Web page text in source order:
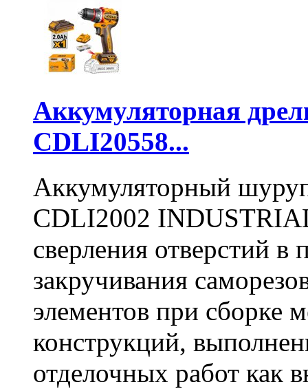
Аккумуляторная
CDLI20558...
Аккумуляторный
CDLI2002
сверления отверстий в
закручивания
элементов при сборке
конструкций,
отделочных работ как